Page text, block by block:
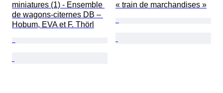
miniatures (1) - Ensemble
de wagons-citernes DB –
Hobum, EVA et F. Thörl
« train de marchandises »